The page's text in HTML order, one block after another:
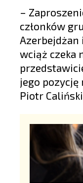
–
członków
Azerbejdżan
wciąż czeka
jego pozycję
Piotr